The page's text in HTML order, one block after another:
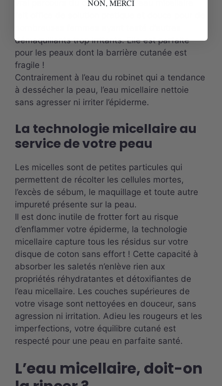
vrai parcours du combattant. L’eau micellaire
démaquillants trop irritants. Elle est parfaite
pour les peaux dont la barrière cutanée est
fragile !
Contrairement à l’eau du robinet qui a tendance
à dessécher la peau, l’eau micellaire nettoie
sans agresser ni irriter l’épiderme.
La technologie micellaire au
service de votre peau
Les micelles sont de petites particules qui
permettent de récolter les cellules mortes,
l’excès de sébum, le maquillage et toute autre
impureté présente sur la peau.
Il est donc inutile de frotter fort au risque
d’enflammer votre épiderme, la technologie
micellaire capture tous les résidus sur votre
disque de coton sans effort ! Cette capacité à
absorber les saletés n’enlève rien aux
propriétés réhydratantes et détoxifiantes de
l’eau micellaire. Les couches supérieures de
votre visage sont nettoyées en douceur, sans
agression ni irritation. Adieu les rougeurs et les
imperfections, votre équilibre cutané est
respecté pour une peau en parfaite santé.
L’eau micellaire, doit-on
NON, MERCI